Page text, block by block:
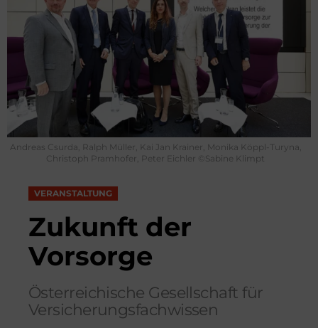
Andreas Csurda, Ralph Müller, Kai Jan Krainer, Monika Köppl-Turyna,
Christoph Pramhofer, Peter Eichler ©Sabine Klimpt
VERANSTALTUNG
Zukunft der
Vorsorge
Österreichische Gesellschaft für
Versicherungsfachwissen